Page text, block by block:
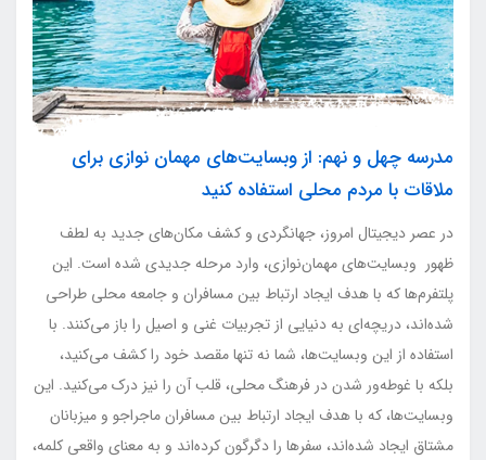
مدرسه چهل و نهم: از وبسایت‌های مهمان نوازی برای
ملاقات با مردم محلی استفاده کنید
در عصر دیجیتال امروز، جهانگردی و کشف مکان‌های جدید به لطف
ظهور وبسایت‌های مهمان‌نوازی، وارد مرحله جدیدی شده است. این
پلتفرم‌ها که با هدف ایجاد ارتباط بین مسافران و جامعه محلی طراحی
شده‌اند، دریچه‌ای به دنیایی از تجربیات غنی و اصیل را باز می‌کنند. با
استفاده از این وبسایت‌ها، شما نه تنها مقصد خود را کشف می‌کنید،
بلکه با غوطه‌ور شدن در فرهنگ محلی، قلب آن را نیز درک می‌کنید. این
وبسایت‌ها، که با هدف ایجاد ارتباط بین مسافران ماجراجو و میزبانان
مشتاق ایجاد شده‌اند، سفرها را دگرگون کرده‌اند و به معنای واقعی کلمه،